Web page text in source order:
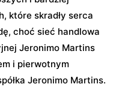
które skradły serca
choć sieć handlowa
Jeronimo Martins
i pierwotnym
Jeronimo Martins.